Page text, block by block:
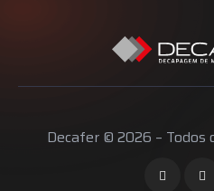
Decafer © 2026 – Todos